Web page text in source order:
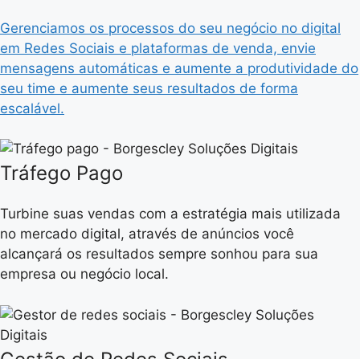
Gerenciamos os processos do seu negócio no digital
em Redes Sociais e plataformas de venda, envie
mensagens automáticas e aumente a produtividade do
seu time e aumente seus resultados de forma
escalável.
Tráfego Pago
Turbine suas vendas com a estratégia mais utilizada
no mercado digital, através de anúncios você
alcançará os resultados sempre sonhou para sua
empresa ou negócio local.